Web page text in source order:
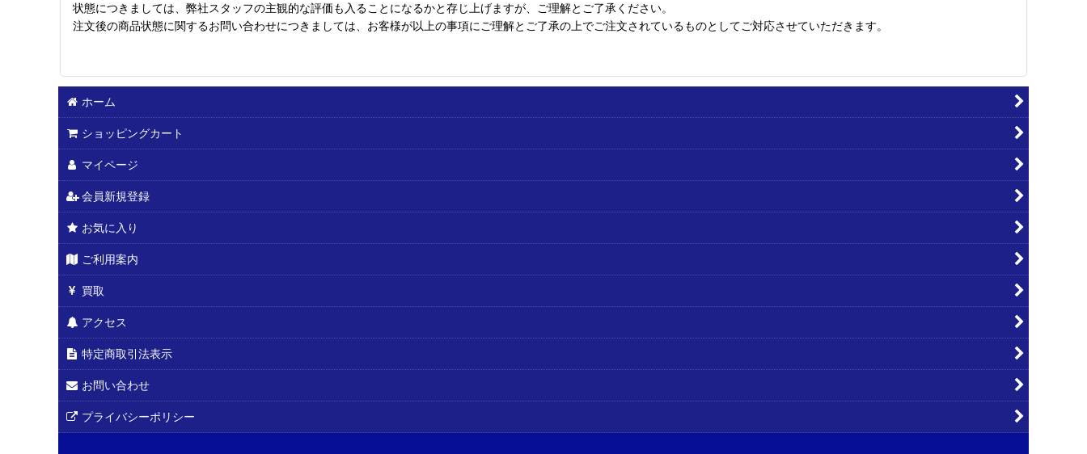
状態につきましては、弊社スタッフの主観的な評価も入ることになるかと存じ上げますが、ご理解とご了承ください。
注文後の商品状態に関するお問い合わせにつきましては、お客様が以上の事項にご理解とご了承の上でご注文されているものとしてご対応させていただきます。
ホーム
ショッピングカート
マイページ
会員新規登録
お気に入り
ご利用案内
買取
アクセス
特定商取引法表示
お問い合わせ
プライバシーポリシー